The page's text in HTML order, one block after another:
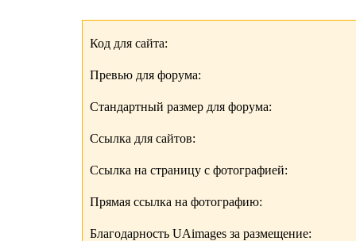
Код для сайта:
Превью для форума:
Стандартный размер для форума:
Ссылка для сайтов:
Ссылка на страницу с фотографией:
Прямая ссылка на фотографию:
Благодарность UAimages за размещение: